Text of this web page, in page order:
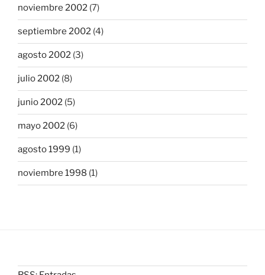
noviembre 2002 (7)
septiembre 2002 (4)
agosto 2002 (3)
julio 2002 (8)
junio 2002 (5)
mayo 2002 (6)
agosto 1999 (1)
noviembre 1998 (1)